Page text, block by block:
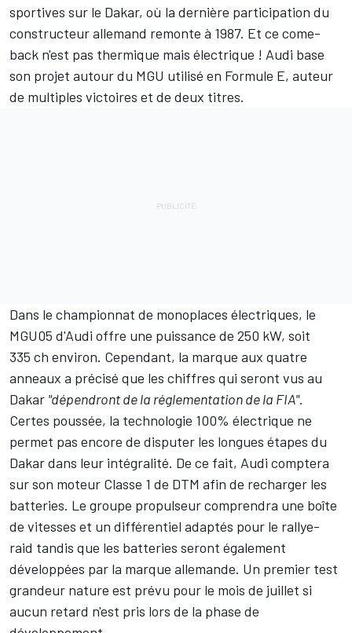
sportives sur le Dakar, où la dernière participation du
constructeur allemand remonte à 1987. Et ce come-
back n'est pas thermique mais électrique ! Audi base
son projet autour du MGU utilisé en Formule E, auteur
de multiples victoires et de deux titres.
Dans le championnat de monoplaces électriques, le
MGU05 d'Audi offre une puissance de 250 kW, soit
335 ch environ. Cependant, la marque aux quatre
anneaux a précisé que les chiffres qui seront vus au
Dakar "dépendront de la réglementation de la FIA".
Certes poussée, la technologie 100% électrique ne
permet pas encore de disputer les longues étapes du
Dakar dans leur intégralité. De ce fait, Audi comptera
sur son moteur Classe 1 de DTM afin de recharger les
batteries. Le groupe propulseur comprendra une boîte
de vitesses et un différentiel adaptés pour le rallye-
raid tandis que les batteries seront également
développées par la marque allemande. Un premier test
grandeur nature est prévu pour le mois de juillet si
aucun retard n'est pris lors de la phase de